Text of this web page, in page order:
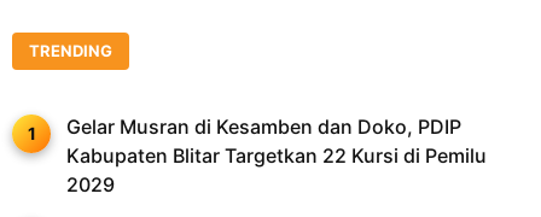
TRENDING
Gelar Musran di Kesamben dan Doko, PDIP
Kabupaten Blitar Targetkan 22 Kursi di Pemilu
2029